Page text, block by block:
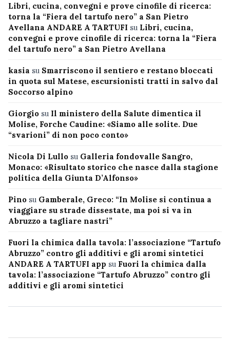
Libri, cucina, convegni e prove cinofile di ricerca:
torna la “Fiera del tartufo nero” a San Pietro
Avellana ANDARE A TARTUFI su Libri, cucina,
convegni e prove cinofile di ricerca: torna la “Fiera
del tartufo nero” a San Pietro Avellana
kasia su Smarriscono il sentiero e restano bloccati
in quota sul Matese, escursionisti tratti in salvo dal
Soccorso alpino
Giorgio su Il ministero della Salute dimentica il
Molise, Forche Caudine: «Siamo alle solite. Due
“svarioni” di non poco conto»
Nicola Di Lullo su Galleria fondovalle Sangro,
Monaco: «Risultato storico che nasce dalla stagione
politica della Giunta D’Alfonso»
Pino su Gamberale, Greco: “In Molise si continua a
viaggiare su strade dissestate, ma poi si va in
Abruzzo a tagliare nastri”
Fuori la chimica dalla tavola: l’associazione “Tartufo
Abruzzo” contro gli additivi e gli aromi sintetici
ANDARE A TARTUFI app su Fuori la chimica dalla
tavola: l’associazione “Tartufo Abruzzo” contro gli
additivi e gli aromi sintetici